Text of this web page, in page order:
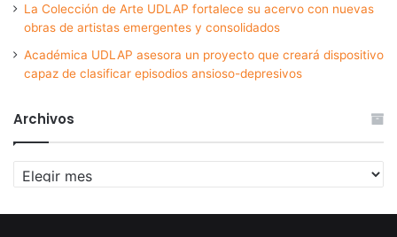
La Colección de Arte UDLAP fortalece su acervo con nuevas
obras de artistas emergentes y consolidados
Académica UDLAP asesora un proyecto que creará dispositivo
capaz de clasificar episodios ansioso-depresivos
Archivos
Archivos